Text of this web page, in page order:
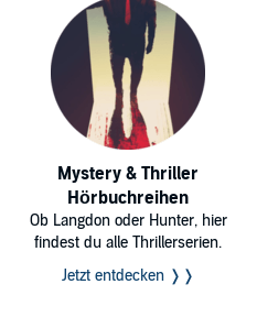
Mystery & Thriller
Hörbuchreihen
Ob Langdon oder Hunter, hier
findest du alle Thrillerserien.
Jetzt entdecken ❭❭